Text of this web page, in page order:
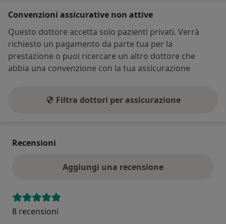
Convenzioni assicurative non attive
Questo dottore accetta solo pazienti privati. Verrà
richiesto un pagamento da parte tua per la
prestazione o puoi ricercare un altro dottore che
abbia una convenzione con la tua assicurazione
Filtra dottori per assicurazione
Recensioni
Aggiungi una recensione
8 recensioni